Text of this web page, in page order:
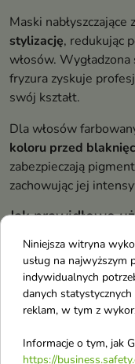
Maski nabłyszczające
stylizację, redukując
włosów.
fryzura zyskuje
swój kształt.
Dla włosów
koloru przed
zabezpieczają
zachowując jej
Jak prawidłowo
Prawidłowe
przestrzegania
nakładać na świeżo
równomiernie na
głowy.
Niniejsza witryna
usług na
indywidualnych
danych
reklam, w tym z
Informacje o tym, jak
https://